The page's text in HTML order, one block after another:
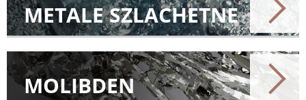
METALE SZLACHETNE
MOLIBDEN